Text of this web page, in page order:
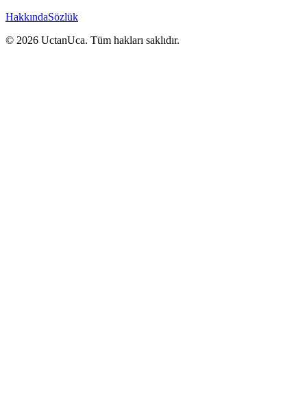
HakkındaSözlük
© 2026 UctanUca. Tüm hakları saklıdır.